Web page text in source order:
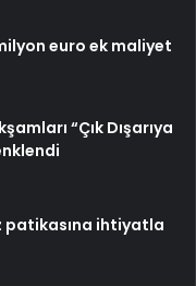
euro ek maliyet
“Çık Dışarıya
patikasına ihtiyatla